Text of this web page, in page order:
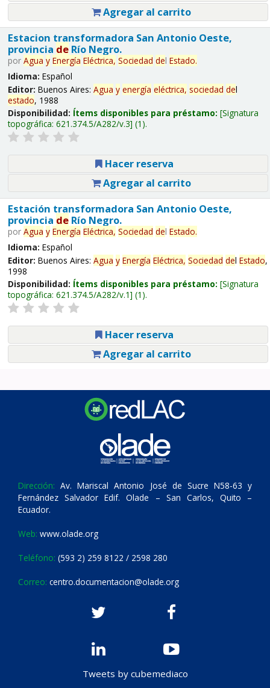
Agregar al carrito
Estacion transformadora San Antonio Oeste,
provincia deRío Negro.
por Agua y Energía Eléctrica, Sociedad del Estado.
Idioma: Español
Editor: Buenos Aires: Agua y energía eléctrica, sociedad del
estado, 1988
Disponibilidad: Ítems disponibles para préstamo: Signatura
topográfica: 621.374.5/A282/v.3 (1).
Hacer reserva
Agregar al carrito
Estación transformadora San Antonio Oeste,
provincia deRío Negro.
por Agua y Energía Eléctrica, Sociedad del Estado.
Idioma: Español
Editor: Buenos Aires: Agua y Energía Eléctrica, Sociedad del Estado,
1998
Disponibilidad: Ítems disponibles para préstamo: Signatura
topográfica: 621.374.5/A282/v.1 (1).
Hacer reserva
Agregar al carrito
Dirección: Av. Mariscal Antonio José de Sucre N58-63 y
Fernández Salvador Edif. Olade – San Carlos, Quito –
Ecuador.
Web: www.olade.org
Teléfono: (593 2) 259 8122 / 2598 280
Correo: centro.documentacion@olade.org
Tweets by cubemediaco